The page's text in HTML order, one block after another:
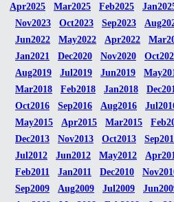
Apr2025 Mar2025 Feb2025
Nov2023
Oct2023 Sep2023
Jun2022
May2022 Apr2022
Jan2021
Dec2020 Nov2020
Aug2019
Jul2019 Jun2019
Mar2018
Feb2018 Jan2018
Oct2016
Sep2016 Aug2016
May2015
Apr2015 Mar2015
Dec2013
Nov2013 Oct2013
Jul2012
Jun2012 May2012
Feb2011
Jan2011 Dec2010
Sep2009
Aug2009 Jul2009